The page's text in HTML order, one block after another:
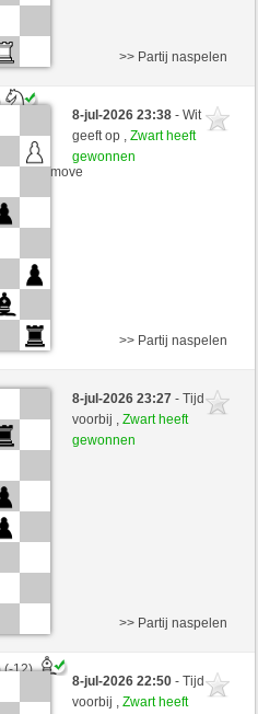
move
>> Partij naspelen
8-jul-2026 23:38- Wit
geeft op ,Zwart heeft
gewonnen
(-11)
move
>> Partij naspelen
8-jul-2026 23:27- Tijd
voorbij ,Zwart heeft
gewonnen
(-12)
>> Partij naspelen
8-jul-2026 22:50- Tijd
voorbij ,Zwart heeft